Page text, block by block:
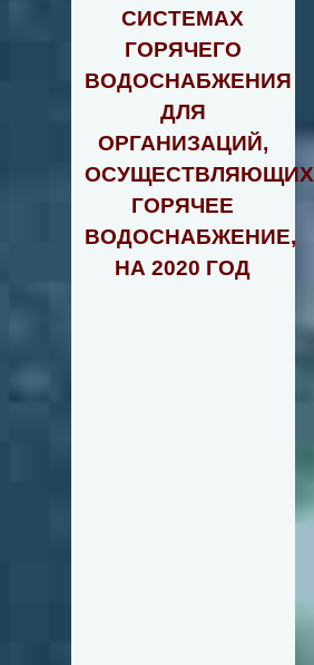
СИСТЕМАХ
ГОРЯЧЕГО
ВОДОСНАБЖЕНИЯ
ДЛЯ
ОРГАНИЗАЦИЙ,
ОСУЩЕСТВЛЯЮЩИХ
ГОРЯЧЕЕ
ВОДОСНАБЖЕНИЕ,
НА 2020 ГОД